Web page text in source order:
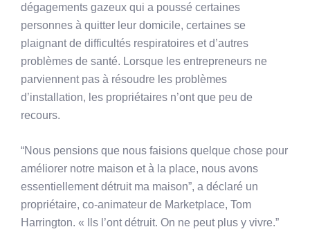
dégagements gazeux qui a poussé certaines
personnes à quitter leur domicile, certaines se
plaignant de difficultés respiratoires et d’autres
problèmes de santé. Lorsque les entrepreneurs ne
parviennent pas à résoudre les problèmes
d’installation, les propriétaires n’ont que peu de
recours.
“Nous pensions que nous faisions quelque chose pour
améliorer notre maison et à la place, nous avons
essentiellement détruit ma maison”, a déclaré un
propriétaire, co-animateur de Marketplace, Tom
Harrington. « Ils l’ont détruit. On ne peut plus y vivre.”